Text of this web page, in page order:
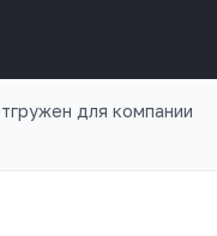
для компании